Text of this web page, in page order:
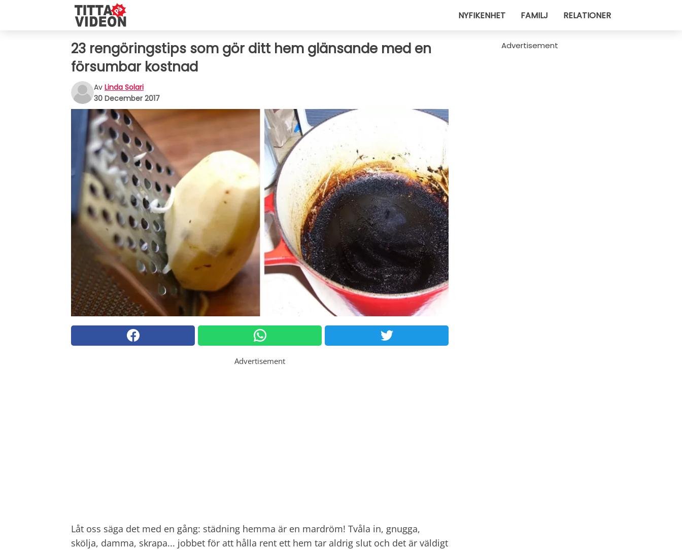
NYFIKENHET FAMILJ RELATIONER
23 rengöringstips som gör ditt hem glänsande med en
försumbar kostnad
Av Linda Solari
30 December 2017
Advertisement
Låt oss säga det med en gång: städning hemma är en mardröm! Tvåla in, gnugga,
skölja, damma, skrapa... jobbet för att hålla rent ett hem tar aldrig slut och det är väldigt
Advertisement